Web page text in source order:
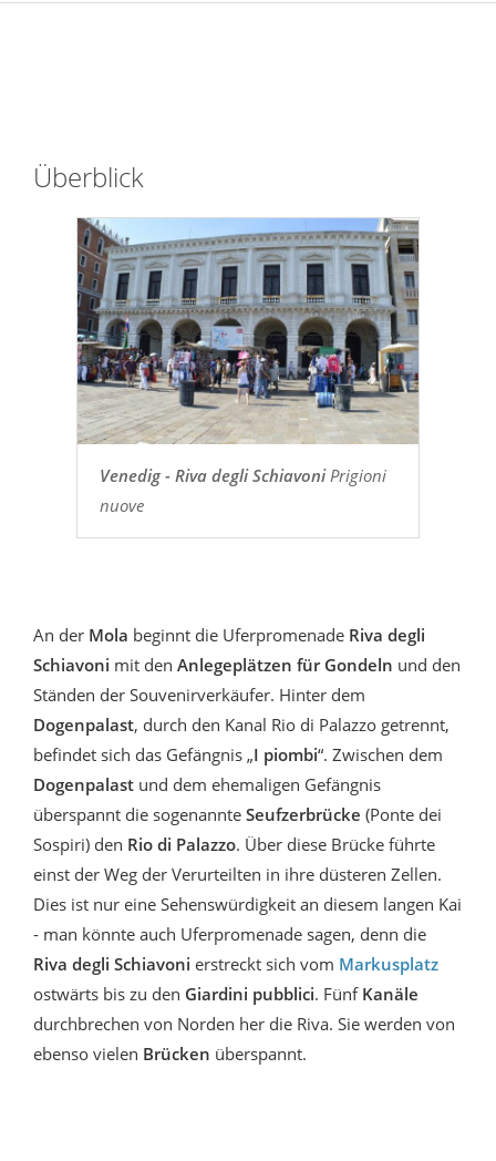
Überblick
Venedig - Riva degli SchiavoniPrigioni
nuove
An der Mola beginnt die Uferpromenade Riva degli
Schiavoni mit den Anlegeplätzen für Gondeln und den
Ständen der Souvenirverkäufer. Hinter dem
Dogenpalast, durch den Kanal Rio di Palazzo getrennt,
befindet sich das Gefängnis „I piombi“. Zwischen dem
Dogenpalast und dem ehemaligen Gefängnis
überspannt die sogenannte Seufzerbrücke (Ponte dei
Sospiri) den Rio di Palazzo. Über diese Brücke führte
einst der Weg der Verurteilten in ihre düsteren Zellen.
Dies ist nur eine Sehenswürdigkeit an diesem langen Kai
- man könnte auch Uferpromenade sagen, denn die
Riva degli Schiavoni erstreckt sich vom Markusplatz
ostwärts bis zu den Giardini pubblici. Fünf Kanäle
durchbrechen von Norden her die Riva. Sie werden von
ebenso vielen Brücken überspannt.